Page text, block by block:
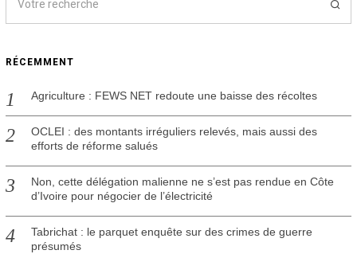
RÉCEMMENT
Agriculture : FEWS NET redoute une baisse des récoltes
OCLEI : des montants irréguliers relevés, mais aussi des
efforts de réforme salués
Non, cette délégation malienne ne s’est pas rendue en Côte
d’Ivoire pour négocier de l’électricité
Tabrichat : le parquet enquête sur des crimes de guerre
présumés